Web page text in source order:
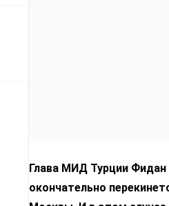
Глава МИД Турции Фидан
окончательно